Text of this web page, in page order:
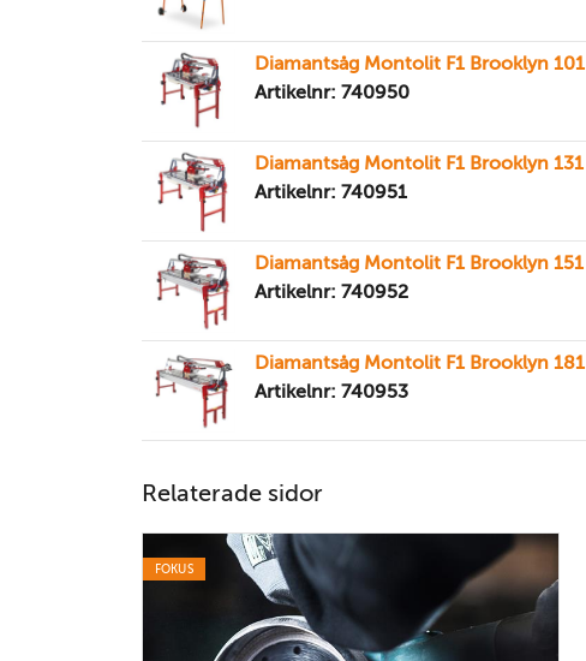
Diamantsåg Montolit F1 Brooklyn 101
Artikelnr: 740950
Diamantsåg Montolit F1 Brooklyn 131
Artikelnr: 740951
Diamantsåg Montolit F1 Brooklyn 151
Artikelnr: 740952
Diamantsåg Montolit F1 Brooklyn 181
Artikelnr: 740953
Relaterade sidor
FOKUS